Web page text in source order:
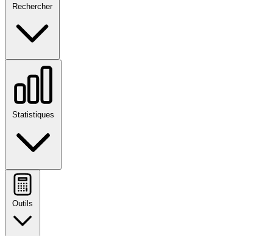
Rechercher
Statistiques
Outils